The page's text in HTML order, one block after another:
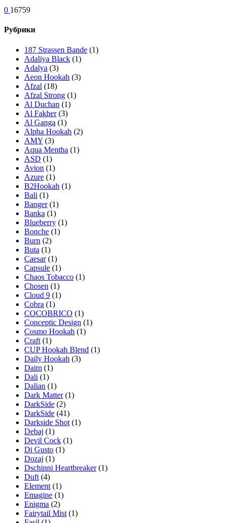
0 16759
Рубрики
187 Strassen Bande (1)
Adaliya Black (1)
Adalya (3)
Aeon Hookah (3)
Afzal (18)
Afzal Strong (1)
Al Duchan (1)
Al Fakher(3)
Al Ganga (1)
Alpha Hookah (2)
AMY (3)
Aqua Mentha (1)
ASD (1)
Avion (1)
Azure (1)
B2Hookah (1)
Bali (1)
Banger(1)
Banka (1)
Blueberry (1)
Bonche (1)
Burn (2)
Buta (1)
Caesar(1)
Capsule (1)
Chaos Tobacco (1)
Chosen (1)
Cloud 9 (1)
Cobra (1)
COCOBRICO (1)
Conceptic Design (1)
Cosmo Hookah (1)
Craft (1)
CUP Hookah Blend (1)
Daily Hookah (3)
Daim (1)
Dali (1)
Dalian (1)
Dark Matter(1)
DarkSide (2)
DarkSide (41)
Darkside Shot (1)
Debaj (1)
Devil Cock (1)
Di Gusto (1)
Dozaj (1)
Dschinni Heartbreaker(1)
Duft (4)
Element (1)
Emagine (1)
Enigma (2)
Fairytail Mist (1)